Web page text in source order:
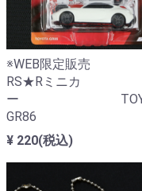
※WEB限定販
RS★Rミニカ
ー
GR86
¥ 220(税込)